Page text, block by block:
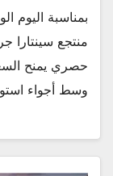
بمناسبة اليوم
منتجع سينتارا
حصري يمنح
وسط أجواء